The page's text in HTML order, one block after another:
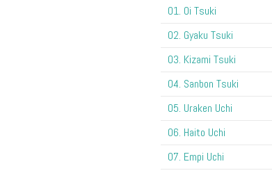
O1. Oi Tsuki
02. Gyaku Tsuki
03. Kizami Tsuki
04. Sanbon Tsuki
05. Uraken Uchi
06. Haito Uchi
07. Empi Uchi